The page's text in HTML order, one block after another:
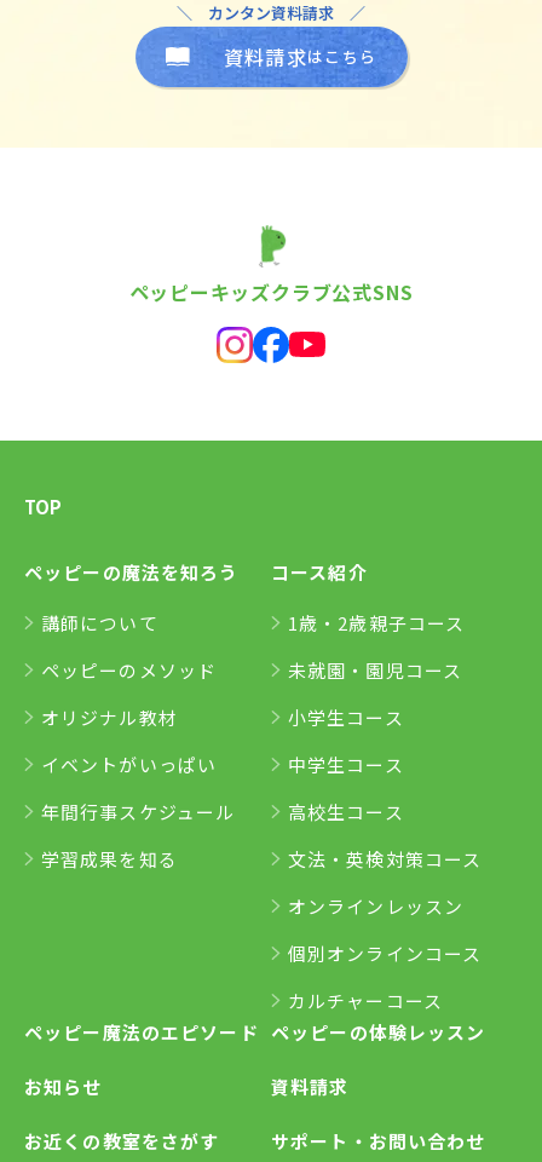
＼ カンタン資料請求 ／
資料請求はこちら
ペッピーキッズクラブ公式SNS
TOP
ペッピーの魔法を知ろう
講師について
ペッピーのメソッド
オリジナル教材
イベントがいっぱい
年間行事スケジュール
学習成果を知る
コース紹介
1歳・2歳親子コース
未就園・園児コース
小学生コース
中学生コース
高校生コース
文法・英検対策コース
オンラインレッスン
個別オンラインコース
カルチャーコース
ペッピー魔法のエピソード
お知らせ
お近くの教室をさがす
ペッピーの体験レッスン
資料請求
サポート・お問い合わせ